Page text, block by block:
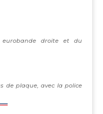
droite et du
de plaque, avec la police